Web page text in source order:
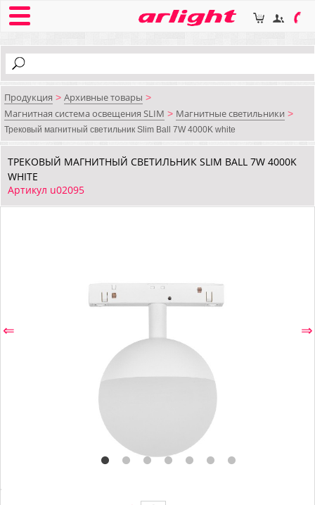
Продукция > Архивные товары >
Магнитная система освещения SLIM > Магнитные светильники >
Трековый магнитный светильник Slim Ball 7W 4000K white
ТРЕКОВЫЙ МАГНИТНЫЙ СВЕТИЛЬНИК SLIM BALL 7W 4000K
WHITE
Артикул u02095
⇐ ⇒